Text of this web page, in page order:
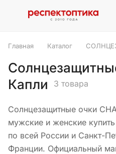
Главная Каталог
Капли
3 товара
Солнцезащитные очки
мужские и женские
по всей России и Санкт-
Франции. Официальный